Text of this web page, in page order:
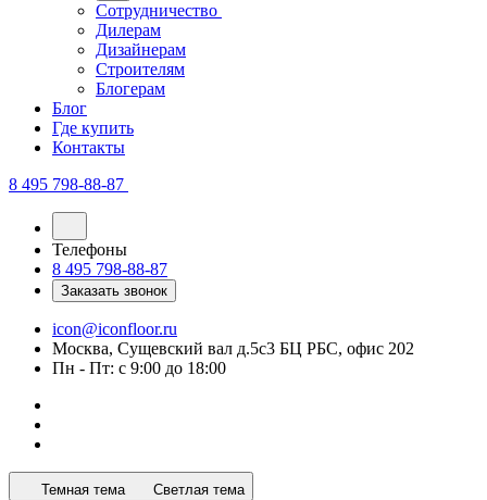
Сотрудничество
Дилерам
Дизайнерам
Строителям
Блогерам
Блог
Где купить
Контакты
8 495 798-88-87
Телефоны
8 495 798-88-87
Заказать звонок
icon@iconfloor.ru
Москва, Сущевский вал д.5с3 БЦ РБС, офис 202
Пн - Пт: с 9:00 до 18:00
Темная тема Светлая тема